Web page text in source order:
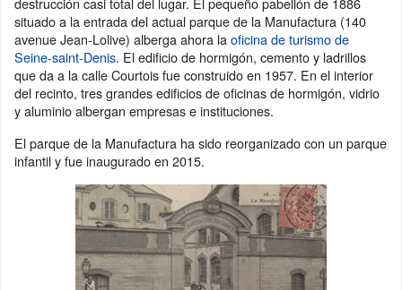
situado a la entrada del actual parque de la Manufactura (140
avenue Jean-Lolive) alberga ahora laoficina de turismo de
Seine-saint-Denis. El edificio de hormigón, cemento y ladrillos
que da a la calle Courtois fue construido en 1957. En el interior
del recinto, tres grandes edificios de oficinas de hormigón, vidrio
y aluminio albergan empresas e instituciones.
El parque de la Manufactura ha sido reorganizado con un parque
infantil y fue inaugurado en 2015.